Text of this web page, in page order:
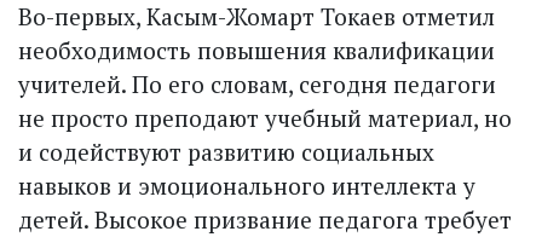
Во-первых, Касым-Жомарт Токаев отметил
необходимость повышения квалификации
учителей. По его словам, сегодня педагоги
не просто преподают учебный материал, но
и содействуют развитию социальных
навыков и эмоционального интеллекта у
детей. Высокое призвание педагога требует